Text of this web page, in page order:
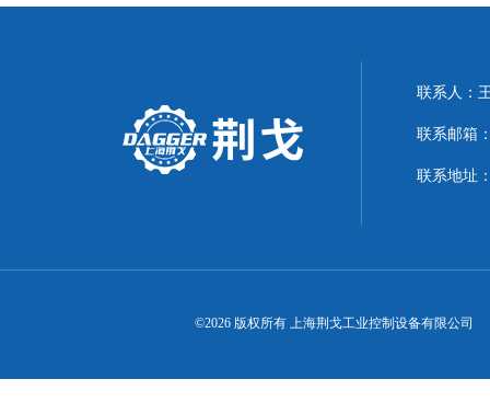
联系人：
联系邮箱
联系地址
©2026 版权所有 上海荆戈工业控制设备有限公司